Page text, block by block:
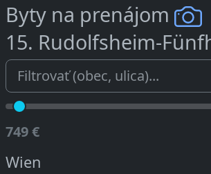
Byty na prenájom
15. Rudolfsheim-
749 €
Wien